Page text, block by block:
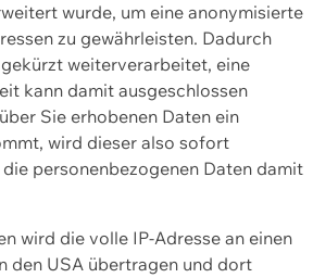
wurde, um eine anonymisierte
zu gewährleisten. Dadurch
weiterverarbeitet, eine
kann damit ausgeschlossen
Sie erhobenen Daten ein
wird dieser also sofort
personenbezogenen Daten damit
wird die volle IP-Adresse an einen
den USA übertragen und dort